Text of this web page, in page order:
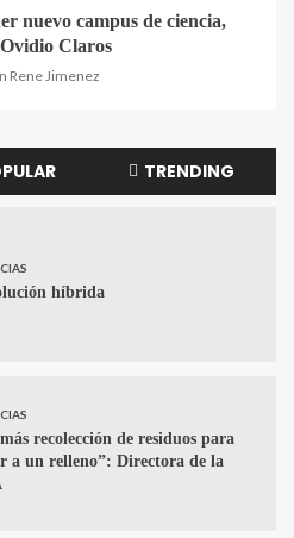
nuevo campus de ciencia,
Claros
Rene Jimenez
TRENDING
híbrida
recolección de residuos para
a un relleno”: Directora de la